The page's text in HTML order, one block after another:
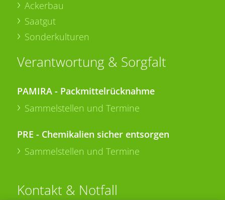
Ackerbau
Saatgut
Sonderkulturen
Verantwortung & Sorgfalt
PAMIRA - Packmittelrücknahme
Sammelstellen und Termine
PRE - Chemikalien sicher entsorgen
Sammelstellen und Termine
Kontakt & Notfall